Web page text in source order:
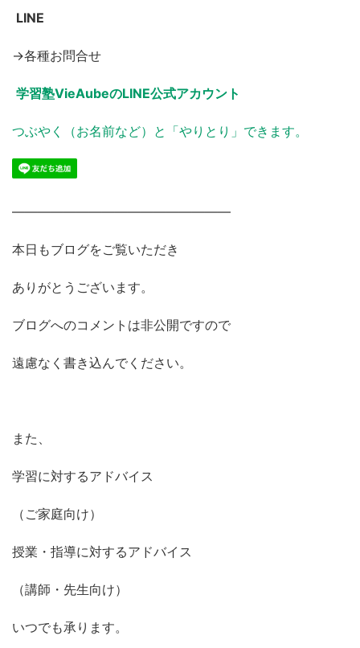
LINE
→各種お問合せ
学習塾VieAubeのLINE公式アカウント
つぶやく（お名前など）と「やりとり」できます。
―――――――――――――――――
本日もブログをご覧いただき
ありがとうございます。
ブログへのコメントは非公開ですので
遠慮なく書き込んでください。
また、
学習に対するアドバイス
（ご家庭向け）
授業・指導に対するアドバイス
（講師・先生向け）
いつでも承ります。